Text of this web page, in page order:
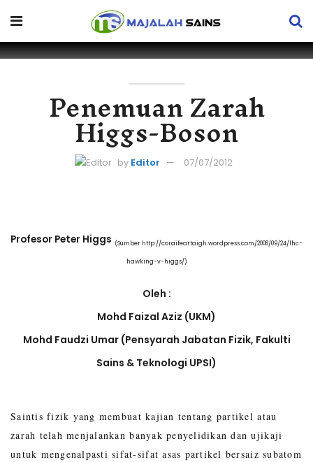
Penemuan Zarah
Higgs-Boson
by Editor 07/07/2012
Profesor Peter Higgs (Sumber http://coraifeartaigh.wordpress.com/2008/09/24/lhc-
hawking-v-higgs/)
Oleh :
Mohd Faizal Aziz (UKM)
Mohd Faudzi Umar (Pensyarah Jabatan Fizik, Fakulti
Sains & Teknologi UPSI)
Saintis fizik yang membuat kajian tentang partikel atau
zarah telah menjalankan banyak penyelidikan dan ujikaji
untuk mengenalpasti sifat-sifat asas partikel bersaiz subatom